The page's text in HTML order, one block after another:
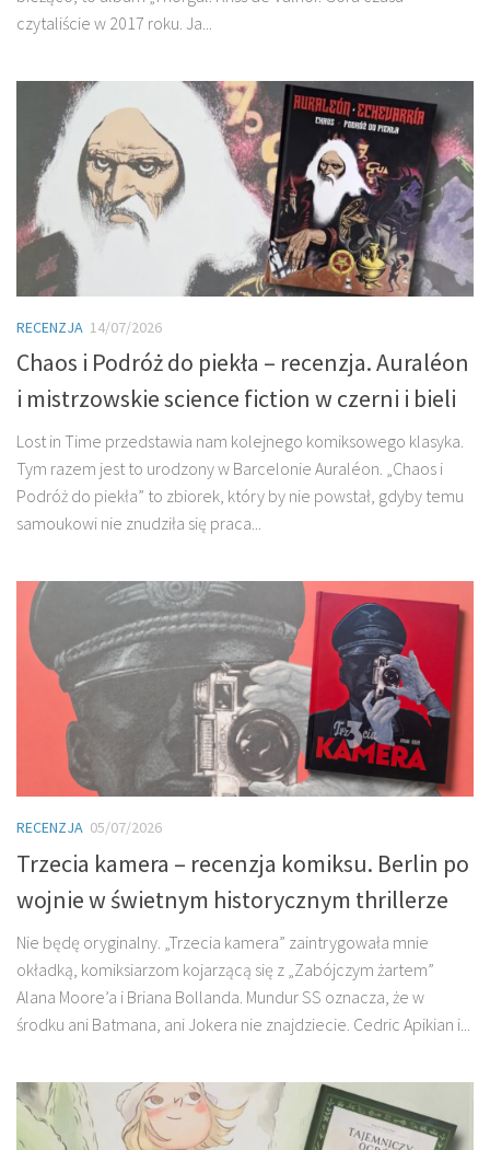
czytaliście w 2017 roku. Ja...
RECENZJA 14/07/2026
Chaos i Podróż do piekła – recenzja. Auraléon
i mistrzowskie science fiction w czerni i bieli
Lost in Time przedstawia nam kolejnego komiksowego klasyka.
Tym razem jest to urodzony w Barcelonie Auraléon. „Chaos i
Podróż do piekła” to zbiorek, który by nie powstał, gdyby temu
samoukowi nie znudziła się praca...
RECENZJA 05/07/2026
Trzecia kamera – recenzja komiksu. Berlin po
wojnie w świetnym historycznym thrillerze
Nie będę oryginalny. „Trzecia kamera” zaintrygowała mnie
okładką, komiksiarzom kojarzącą się z „Zabójczym żartem”
Alana Moore’a i Briana Bollanda. Mundur SS oznacza, że w
środku ani Batmana, ani Jokera nie znajdziecie. Cedric Apikian i...